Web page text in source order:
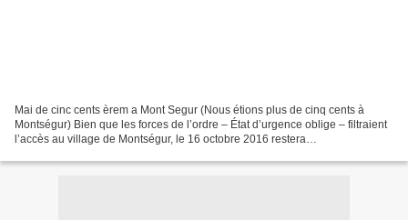
Mai de cinc cents èrem a Mont Segur (Nous étions plus de cinq cents à
Montségur) Bien que les forces de l’ordre – État d’urgence oblige – filtraient
l’accès au village de Montségur, le 16 octobre 2016 restera